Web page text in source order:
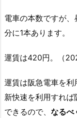
電車の本数ですが
分に1本あります。
運賃は420円。（
運賃は阪急電車を利
新快速を利用すれ
できるので、 なるべ